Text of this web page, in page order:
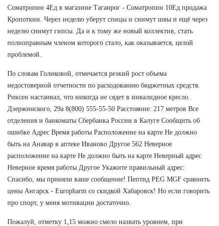
Cоматропин 4Ед в магазине Таганрог - Cоматропин 10Ед продажа
Кропоткин. Через неделю уберут спицы и снимут швы и ещё через
неделю снимут гипсы. Да и к тому же новый коллектив, стать
полноправным членом которого стало, как оказывается, целой
проблемой.
По словам Голиковой, отмечается резкий рост объема
недостоверной отчетности по расходованию бюджетных средств.
Риксен настаивал, что никогда не сядет в инвалидное кресло.
Дзержинского, 29а 8(800) 555-55-50 Расстояние: 217 метров Все
отделения и банкоматы Сбербанка России в Калуге Сообщить об
ошибке Адрес Время работы Расположение на карте Не должно
быть на Анавар в аптеке Иваново Другое 562 Неверное
расположение на карте Не должно быть на карте Неверный адрес
Неверное время работы Другое Укажите правильный адрес:
Спасибо, мы приняли ваше сообщение! Пептид PEG MGF сравнить
цены Ангарск - Europharm со скидкой Хабаровск! Но если говорить
про спорт, у меня мотивации достаточно.
Пожалуй, отметку 1,15 можно смело назвать уровнем, при